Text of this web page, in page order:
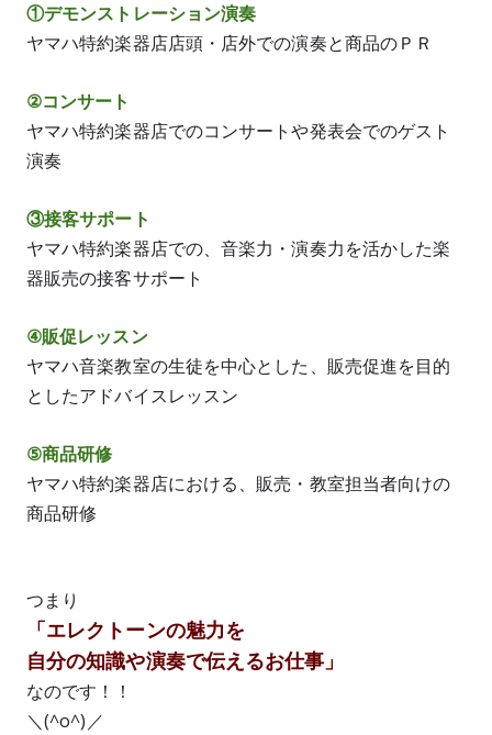
①デモンストレーション演奏
ヤマハ特約楽器店店頭・店外での演奏と商品のＰＲ
②コンサート
ヤマハ特約楽器店でのコンサートや発表会でのゲスト
演奏
③接客サポート
ヤマハ特約楽器店での、音楽力・演奏力を活かした楽
器販売の接客サポート
④販促レッスン
ヤマハ音楽教室の生徒を中心とした、販売促進を目的
としたアドバイスレッスン
⑤商品研修
ヤマハ特約楽器店における、販売・教室担当者向けの
商品研修
つまり
「エレクトーンの魅力を
自分の知識や演奏で伝えるお仕事」
なのです！！
＼(^o^)／